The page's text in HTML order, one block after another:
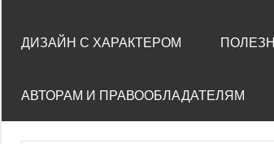
ДИЗАЙН С ХАРАКТЕРОМ
АВТОРАМ И ПРАВООБЛАДАТЕЛЯМ